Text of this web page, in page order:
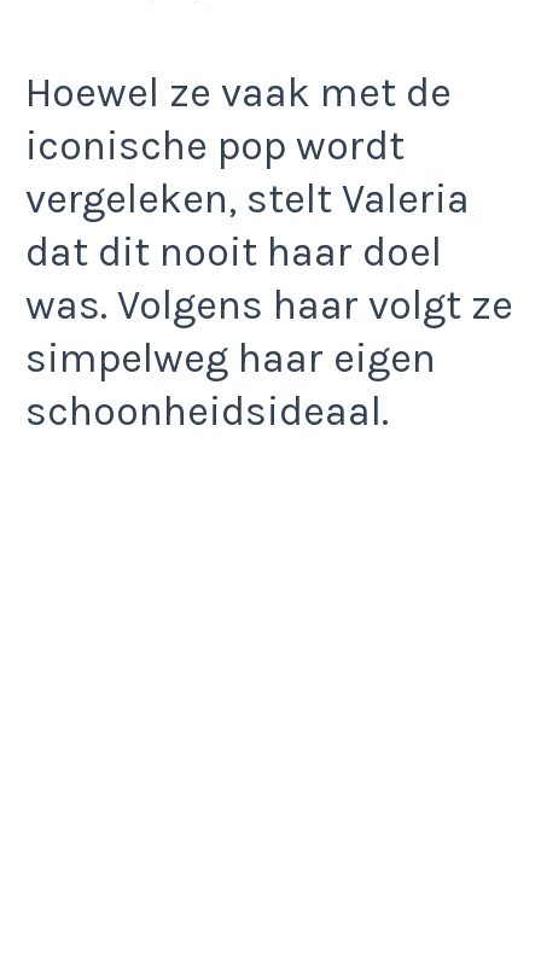
Hoewel ze vaak met de
iconische pop wordt
vergeleken, stelt Valeria
dat dit nooit haar doel
was. Volgens haar volgt ze
simpelweg haar eigen
schoonheidsideaal.